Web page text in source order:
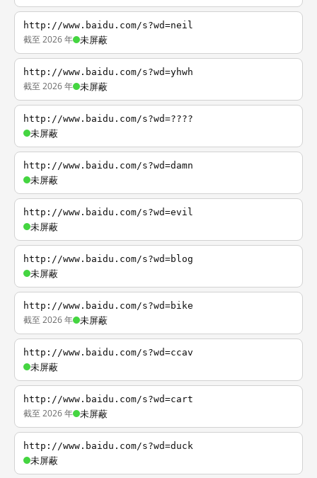
http://www.baidu.com/s?wd=neil
截至 2026 年 未屏蔽
http://www.baidu.com/s?wd=yhwh
截至 2026 年 未屏蔽
http://www.baidu.com/s?wd=????
未屏蔽
http://www.baidu.com/s?wd=damn
未屏蔽
http://www.baidu.com/s?wd=evil
未屏蔽
http://www.baidu.com/s?wd=blog
未屏蔽
http://www.baidu.com/s?wd=bike
截至 2026 年 未屏蔽
http://www.baidu.com/s?wd=ccav
未屏蔽
http://www.baidu.com/s?wd=cart
截至 2026 年 未屏蔽
http://www.baidu.com/s?wd=duck
未屏蔽